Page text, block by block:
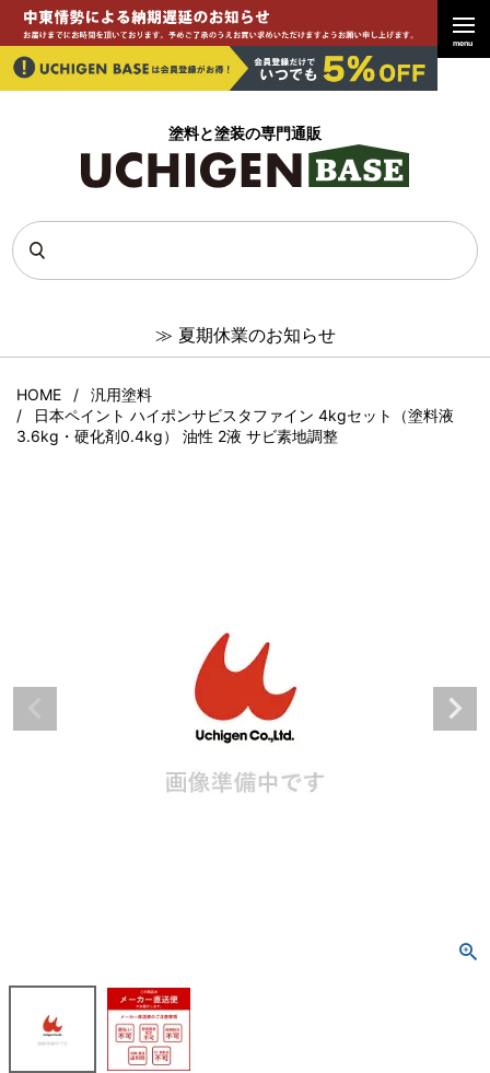
塗料と塗装の専門通販
≫ 夏期休業のお知らせ
menu
HOME
汎用塗料
日本ペイント ハイポンサビスタファイン 4kgセット（塗料液
3.6kg・硬化剤0.4kg） 油性 2液 サビ素地調整